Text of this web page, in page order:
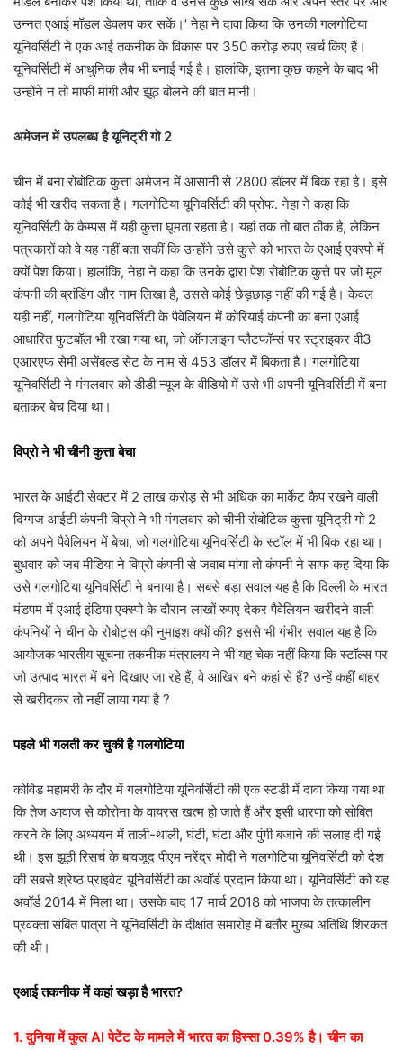
उन्नत एआई मॉडल डेवलप कर सकें।’ नेहा ने दावा किया कि उनकी गलगोटिया
यूनिवर्सिटी ने एक आई तकनीक के विकास पर 350 करोड़ रुपए खर्च किए हैं।
यूनिवर्सिटी में आधुनिक लैब भी बनाई गई है। हालांकि, इतना कुछ कहने के बाद भी
उन्होंने न तो माफी मांगी और झूठ बोलने की बात मानी।
अमेजन में उपलब्ध है यूनिट्री गो 2
चीन में बना रोबोटिक कुत्ता अमेजन में आसानी से 2800 डॉलर में बिक रहा है। इसे
कोई भी खरीद सकता है। गलगोटिया यूनिवर्सिटी की प्रोफ. नेहा ने कहा कि
यूनिवर्सिटी के कैम्पस में यही कुत्ता घूमता रहता है। यहां तक तो बात ठीक है, लेकिन
पत्रकारों को वे यह नहीं बता सकीं कि उन्होंने उसे कुत्ते को भारत के एआई एक्स्पो में
क्यों पेश किया। हालांकि, नेहा ने कहा कि उनके द्वारा पेश रोबोटिक कुत्ते पर जो मूल
कंपनी की ब्रांडिंग और नाम लिखा है, उससे कोई छेड़छाड़ नहीं की गई है। केवल
यही नहीं, गलगोटिया यूनिवर्सिटी के पैवेलियन में कोरियाई कंपनी का बना एआई
आधारित फुटबॉल भी रखा गया था, जो ऑनलाइन प्लैटफॉर्म्स पर स्ट्राइकर वी3
एआरएफ सेमी असेंबल्ड सेट के नाम से 453 डॉलर में बिकता है। गलगोटिया
यूनिवर्सिटी ने मंगलवार को डीडी न्यूज के वीडियो में उसे भी अपनी यूनिवर्सिटी में बना
बताकर बेच दिया था।
विप्रो ने भी चीनी कुत्ता बेचा
भारत के आईटी सेक्टर में 2 लाख करोड़ से भी अधिक का मार्केट कैप रखने वाली
दिग्गज आईटी कंपनी विप्रो ने भी मंगलवार को चीनी रोबोटिक कुत्ता यूनिट्री गो 2
को अपने पैवेलियन में बेचा, जो गलगोटिया यूनिवर्सिटी के स्टॉल में भी बिक रहा था।
बुधवार को जब मीडिया ने विप्रो कंपनी से जवाब मांगा तो कंपनी ने साफ कह दिया कि
उसे गलगोटिया यूनिवर्सिटी ने बनाया है। सबसे बड़ा सवाल यह है कि दिल्ली के भारत
मंडपम में एआई इंडिया एक्स्पो के दौरान लाखों रुपए देकर पैवेलियन खरीदने वाली
कंपनियों ने चीन के रोबोट्स की नुमाइश क्यों की? इससे भी गंभीर सवाल यह है कि
आयोजक भारतीय सूचना तकनीक मंत्रालय ने भी यह चेक नहीं किया कि स्टॉल्स पर
जो उत्पाद भारत में बने दिखाए जा रहे हैं, वे आखिर बने कहां से हैं? उन्हें कहीं बाहर
से खरीदकर तो नहीं लाया गया है ?
पहले भी गलती कर चुकी है गलगोटिया
कोविड महामरी के दौर में गलगोटिया यूनिवर्सिटी की एक स्टडी में दावा किया गया था
कि तेज आवाज से कोरोना के वायरस खत्म हो जाते हैं और इसी धारणा को सोबित
करने के लिए अध्ययन में ताली-थाली, घंटी, घंटा और पुंगी बजाने की सलाह दी गई
थी। इस झूठी रिसर्च के बावजूद पीएम नरेंद्र मोदी ने गलगोटिया यूनिवर्सिटी को देश
की सबसे श्रेष्ठ प्राइवेट यूनिवर्सिटी का अवॉर्ड प्रदान किया था। यूनिवर्सिटी को यह
अवॉर्ड 2014 में मिला था। उसके बाद 17 मार्च 2018 को भाजपा के तत्कालीन
प्रवक्ता संबित पात्रा ने यूनिवर्सिटी के दीक्षांत समारोह में बतौर मुख्य अतिथि शिरकत
की थी।
एआई तकनीक में कहां खड़ा है भारत?
1. दुनिया में कुल AI पेटेंट के मामले में भारत का हिस्सा 0.39% है। चीन का